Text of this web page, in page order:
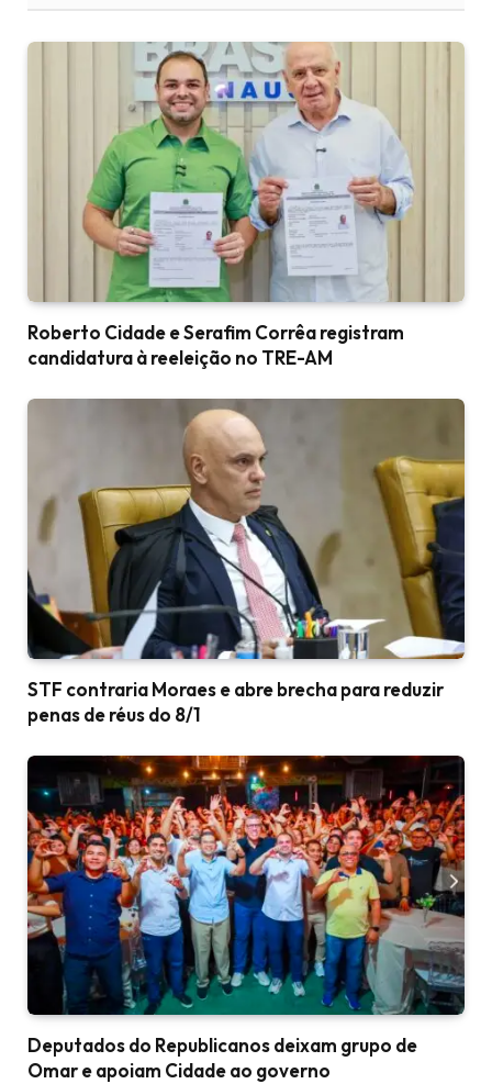
Roberto Cidade e Serafim Corrêa registram
candidatura à reeleição no TRE-AM
STF contraria Moraes e abre brecha para reduzir
penas de réus do 8/1
Deputados do Republicanos deixam grupo de
Omar e apoiam Cidade ao governo